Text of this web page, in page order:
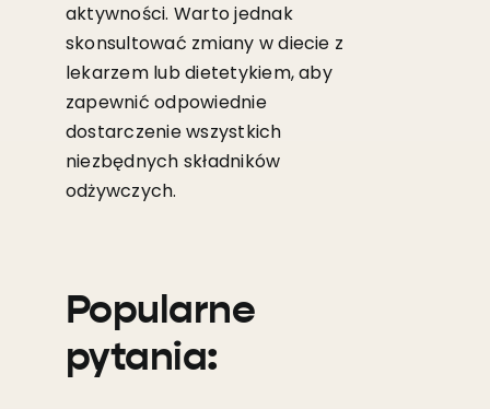
aktywności. Warto jednak
skonsultować zmiany w diecie z
lekarzem lub dietetykiem, aby
zapewnić odpowiednie
dostarczenie wszystkich
niezbędnych składników
odżywczych.
Popularne
pytania: